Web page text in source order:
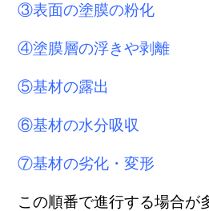
③表面の塗膜の粉化
④塗膜層の浮きや剥離
⑤基材の露出
⑥基材の水分吸収
⑦基材の劣化・変形
この順番で進行する場合が